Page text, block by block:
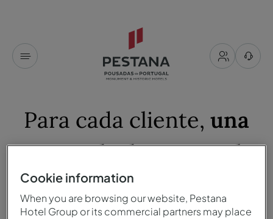
Para cada cliente, una
Pousada de Portugal
Ver todos los filtros
Cookie information
When you are browsing our website, Pestana
Hotel Group or its commercial partners may place